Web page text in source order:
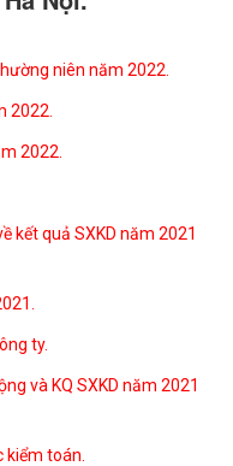
niên năm 2022.
2022.
2022.
kết quả SXKD năm 2021
ty.
và KQ SXKD năm 2021
toán.